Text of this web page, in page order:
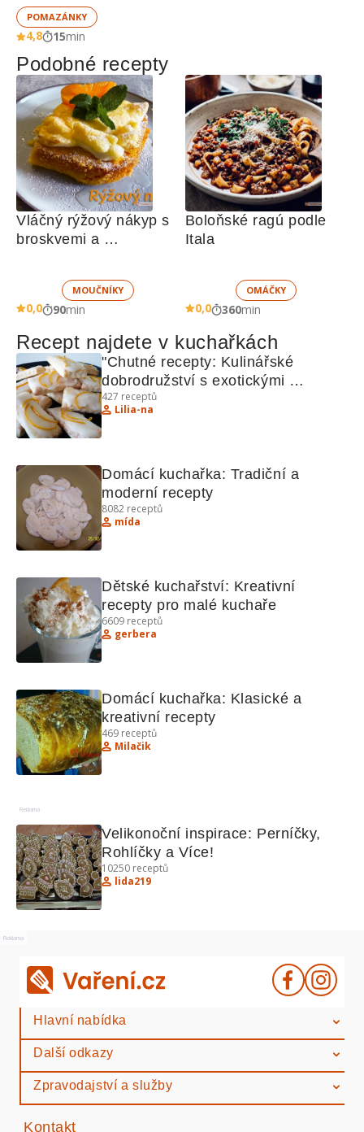
POMAZÁNKY
4,8 15min
Podobné recepty
Vláčný rýžový nákyp s
broskvemi a
MOUČNÍKY
0,0 90min
Boloňské ragú podle
Itala
OMÁČKY
0,0 360min
Recept najdete v kuchařkách
"Chutné recepty: Kulinářské
dobrodružství s exotickými
pochoutkami"
427 receptů
Lilia-na
Domácí kuchařka: Tradiční a
moderní recepty
8082 receptů
mída
Dětské kuchařství: Kreativní
recepty pro malé kuchaře
6609 receptů
gerbera
Domácí kuchařka: Klasické a
kreativní recepty
469 receptů
Milačik
Reklama
Velikonoční inspirace: Perníčky,
Rohlíčky a Více!
10250 receptů
lida219
Reklama
Hlavní nabídka
Další odkazy
Zpravodajství a služby
Kontakt